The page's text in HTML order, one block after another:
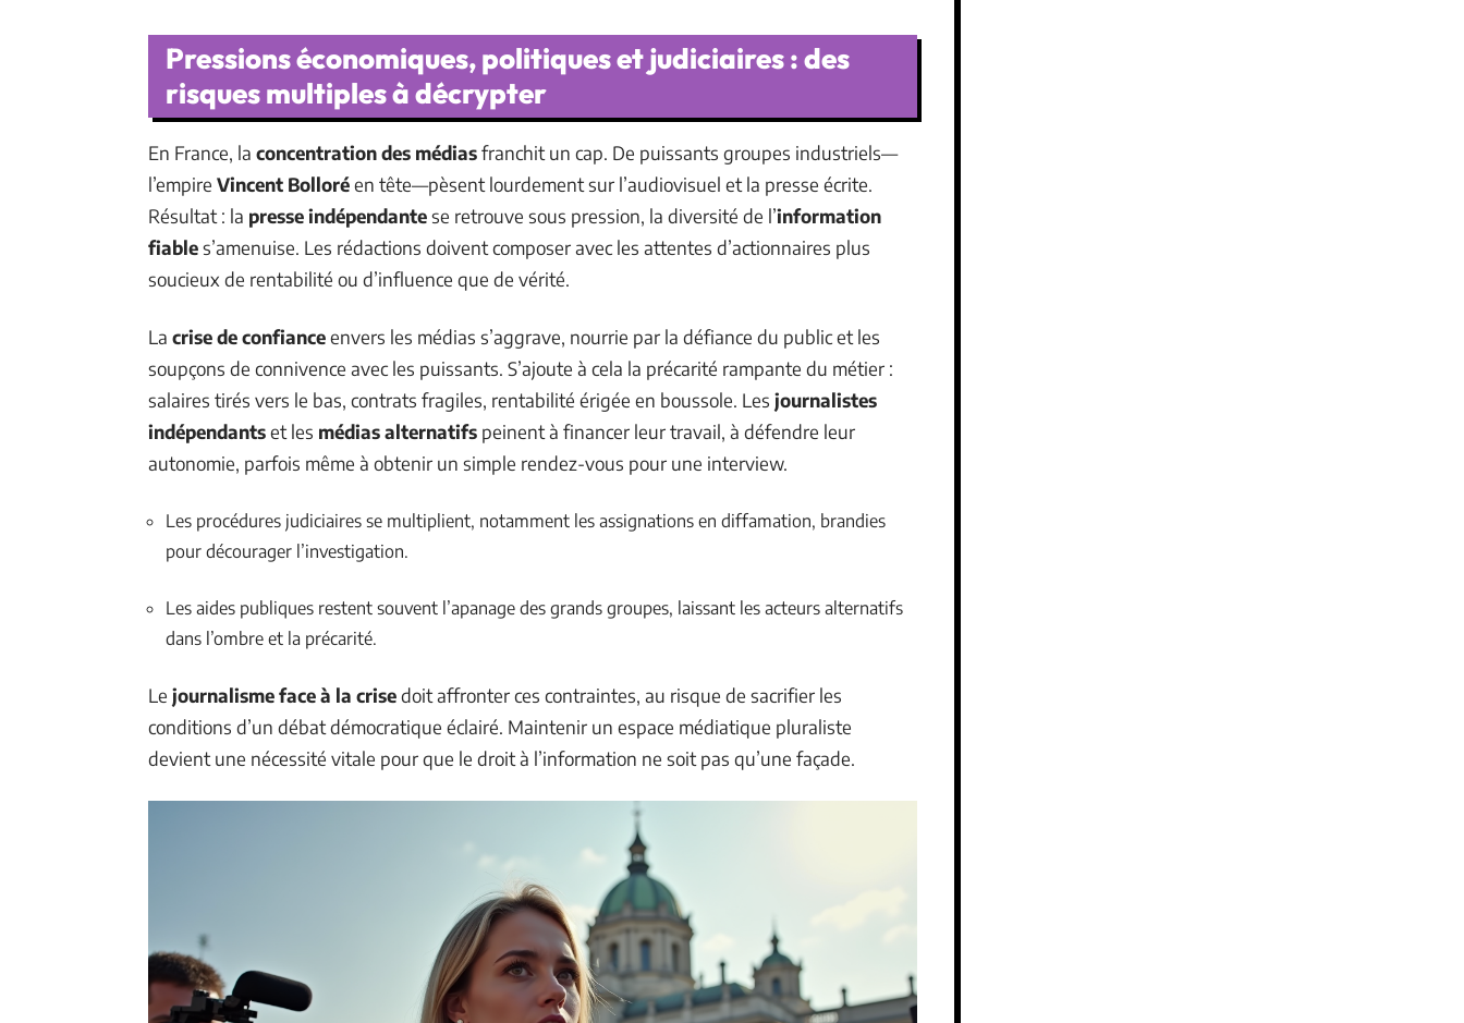
Pressions économiques, politiques et judiciaires : des
risques multiples à décrypter
En France, la concentration des médiasfranchit un cap. De puissants groupes industriels—
l’empire Vincent Bolloréen tête—pèsent lourdement sur l’audiovisuel et la presse écrite.
Résultat : la presse indépendantese retrouve sous pression, la diversité de l’information
fiables’amenuise. Les rédactions doivent composer avec les attentes d’actionnaires plus
soucieux de rentabilité ou d’influence que de vérité.
La crise de confianceenvers les médias s’aggrave, nourrie par la défiance du public et les
soupçons de connivence avec les puissants. S’ajoute à cela la précarité rampante du métier :
salaires tirés vers le bas, contrats fragiles, rentabilité érigée en boussole. Les journalistes
indépendantset les médias alternatifs peinent à financer leur travail, à défendre leur
autonomie, parfois même à obtenir un simple rendez-vous pour une interview.
Les procédures judiciaires se multiplient, notamment les assignations en diffamation, brandies
pour décourager l’investigation.
Les aides publiques restent souvent l’apanage des grands groupes, laissant les acteurs alternatifs
dans l’ombre et la précarité.
Le journalisme face à la crisedoit affronter ces contraintes, au risque de sacrifier les
conditions d’un débat démocratique éclairé. Maintenir un espace médiatique pluraliste
devient une nécessité vitale pour que le droit à l’information ne soit pas qu’une façade.